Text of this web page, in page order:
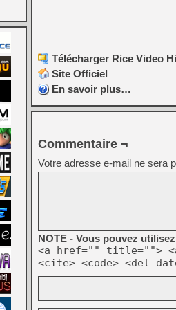
Télécharger Rice Video
Site Officiel
En savoir plus…
Commentaire ¬
Votre adresse e-mail ne sera
NOTE - Vous pouvez
<a href="" title="">
<cite> <code> <del